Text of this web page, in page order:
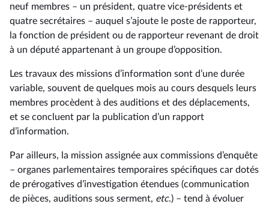
neuf membres – un président, quatre vice-présidents et
quatre secrétaires – auquel s’ajoute le poste de rapporteur,
la fonction de président ou de rapporteur revenant de droit
à un député appartenant à un groupe d’opposition.
Les travaux des missions d’information sont d’une durée
variable, souvent de quelques mois au cours desquels leurs
membres procèdent à des auditions et des déplacements,
et se concluent par la publication d’un rapport
d’information.
Par ailleurs, la mission assignée aux commissions d’enquête
– organes parlementaires temporaires spécifiques car dotés
de prérogatives d’investigation étendues (communication
de pièces, auditions sous serment, etc.) – tend à évoluer